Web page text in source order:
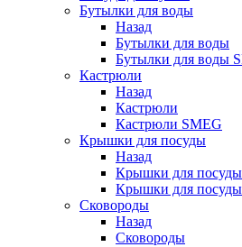
Бутылки для воды
Назад
Бутылки для воды
Бутылки для воды
Кастрюли
Назад
Кастрюли
Кастрюли SMEG
Крышки для посуды
Назад
Крышки для посуды
Крышки для
Сковороды
Назад
Сковороды